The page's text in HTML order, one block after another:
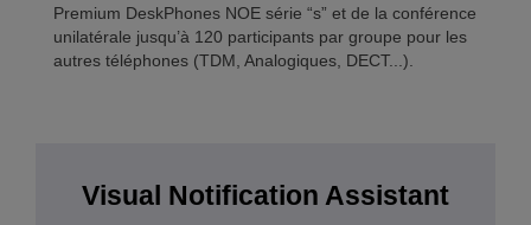
Premium DeskPhones NOE série “s” et de la conférence
unilatérale jusqu’à 120 participants par groupe pour les
autres téléphones (TDM, Analogiques, DECT...).
Visual Notification Assistant